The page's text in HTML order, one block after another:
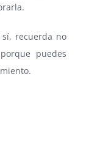
sí, recuerda no
puedes